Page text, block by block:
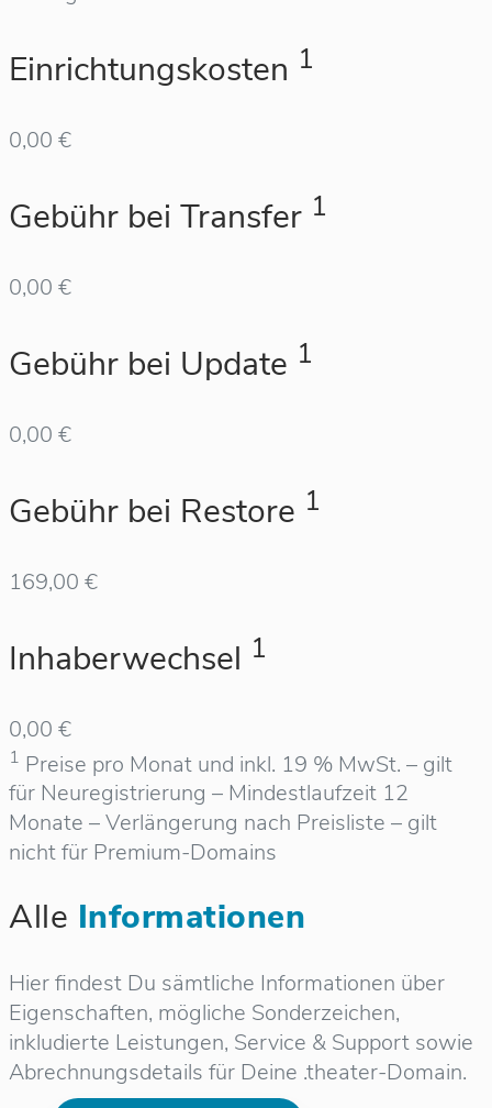
Einrichtungskosten 1
0,00 €
Gebühr bei Transfer 1
0,00 €
Gebühr bei Update 1
0,00 €
Gebühr bei Restore 1
169,00 €
Inhaberwechsel 1
0,00 €
1 Preise pro Monat und inkl. 19 % MwSt. – gilt
für Neuregistrierung – Mindestlaufzeit 12
Monate – Verlängerung nach Preisliste – gilt
nicht für Premium-Domains
Alle Informationen
Hier findest Du sämtliche Informationen über
Eigenschaften, mögliche Sonderzeichen,
inkludierte Leistungen, Service & Support sowie
Abrechnungsdetails für Deine .theater-Domain.